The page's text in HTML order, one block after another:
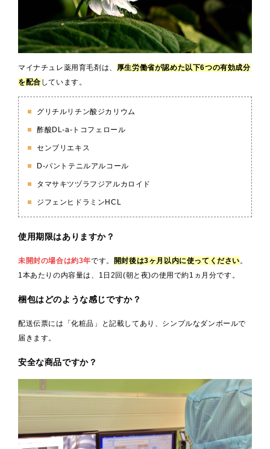
マイナチュレ薬用育毛剤は、 厚生労働省が認めた以下6つの有効成分
を配合 しています。
グリチルリチン酸ジカリウム
酢酸DL-a-トコフェロール
センブリエキス
D-パントテニルアルコール
タマサキツヅラフジアルカロイド
ジフェンヒドラミンHCL
使用期限はありますか？
未開封の場合は約3年です。 開封後は3ヶ月以内に使ってください 。
1本あたりの内容量は、1日2回(朝と夜)の使用で約1ヵ月分です。
梱包はどのような感じですか？
配送伝票には「化粧品」と記載してあり、シンプルなダンボールで
届きます。
安全な商品ですか？